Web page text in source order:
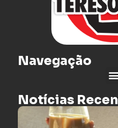
Navegação
Notícias